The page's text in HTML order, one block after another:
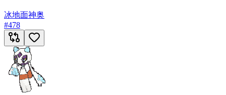
冰地面神奥
#478